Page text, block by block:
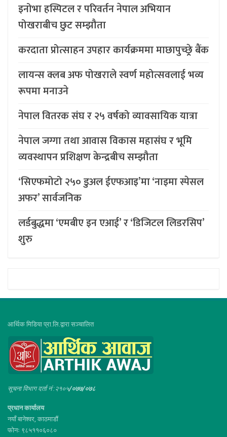
इनोभा हस्पिटल र परिवर्तन नेपाल अभियान
पोखराबीच छुट सम्झौता
करदाता प्रोत्साहन उपहार कार्यक्रममा माछापुच्छ्र्रे बैंक
लायन्स क्लब अफ पोखराले स्वर्ण महोत्सवलाई भव्य
रूपमा मनाउने
नेपाल वितरक संघ र २५ वर्षको व्यावसायिक यात्रा
नेपाल जग्गा तथा आवास विकास महासंघ र भूमि
व्यवस्थापन प्रशिक्षण केन्द्रबीच सम्झौता
‘सिएफमोटो २५० डुअल ईएफआइ’मा ‘नाइमा स्पेसल
अफर’ सार्वजनिक
लर्डबुद्धमा ‘एमबीए इन एआई’ र ‘डिजिटल लिडरसिप’
शुरु
आर्थिक मिडिया प्रा.लि.द्वारा सञ्चालित
सूचना विभाग दर्ता नं :२१०५/०७७/०७८
प्रधान कार्यालय
नयाँ बानेश्वर, काठमाडौं
फोनः ९८५११०६०८०